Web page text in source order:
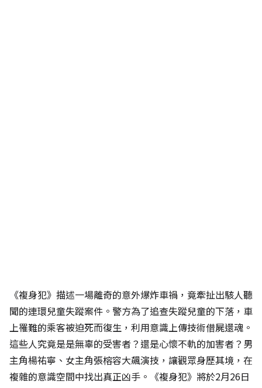
《複身犯》描述一場離奇的意外爆炸車禍，竟牽扯出駭人聽
聞的連環兒童失蹤案件。警方為了追查失蹤兒童的下落，車
上罹難的乘客被迫死而復生，利用意識上傳技術借屍還魂。
這些人究竟是是無辜的受害者？還是心懷不軌的加害者？男
主角楊祐寧、女主角張榕容大飆演技，讓觀眾身歷其境，在
複雜的意識空間中找出真正凶手。《複身犯》將於2月26日